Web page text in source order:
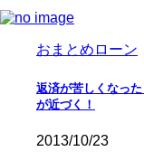
おまとめローン
返済が苦しくなっ
が近づく！
2013/10/23